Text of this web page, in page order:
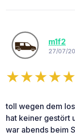
m1f2
27/07/
toll wegen dem
hat keiner gestört
war abends beim